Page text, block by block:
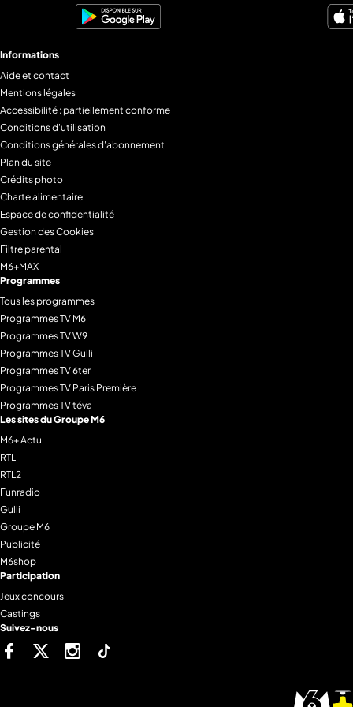
Informations
Aide et contact
Mentions légales
Accessibilité : partiellement conforme
Conditions d'utilisation
Conditions générales d'abonnement
Plan du site
Crédits photo
Charte alimentaire
Espace de confidentialité
Gestion des Cookies
Filtre parental
M6+MAX
Programmes
Tous les programmes
Programmes TV M6
Programmes TV W9
Programmes TV Gulli
Programmes TV 6ter
Programmes TV Paris Première
Programmes TV téva
Les sites du Groupe M6
M6+ Actu
RTL
RTL2
Funradio
Gulli
Groupe M6
Publicité
M6shop
Participation
Jeux concours
Castings
Suivez-nous
FacebookTwitter Instagram